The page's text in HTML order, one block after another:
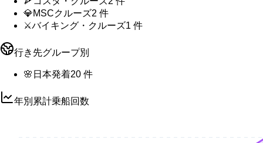
💎MSCクルーズ2 件
⚔️バイキング・クルーズ1 件
行き先グループ別
🌸 日本発着20 件
年別累計乗船回数